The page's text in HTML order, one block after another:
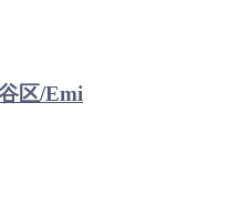
区/Emi